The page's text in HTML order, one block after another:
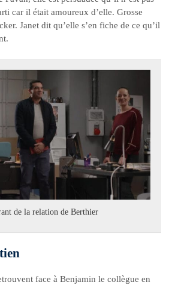
car il était amoureux d’elle. Grosse
Janet dit qu’elle s’en fiche de ce qu’il
de la relation de Berthier
face à Benjamin le collègue en